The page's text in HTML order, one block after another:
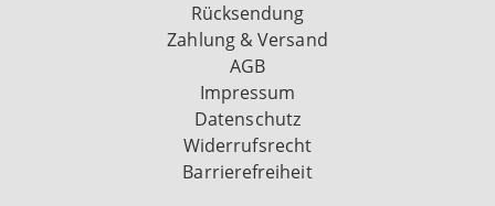
Rücksendung
Zahlung & Versand
AGB
Impressum
Datenschutz
Widerrufsrecht
Barrierefreiheit